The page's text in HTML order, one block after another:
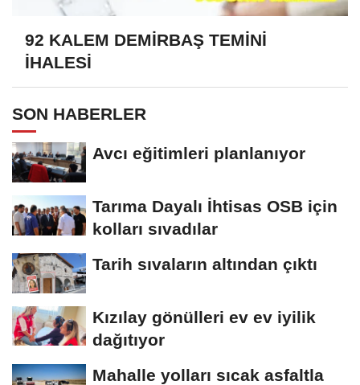
92 KALEM DEMİRBAŞ TEMİNİ
İHALESİ
SON HABERLER
Avcı eğitimleri planlanıyor
Tarıma Dayalı İhtisas OSB için
kolları sıvadılar
Tarih sıvaların altından çıktı
Kızılay gönülleri ev ev iyilik
dağıtıyor
Mahalle yolları sıcak asfaltla